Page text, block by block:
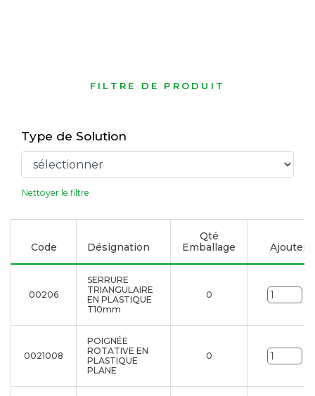
FILTRE DE PRODUIT
Type de Solution
Nettoyer le filtre
Code Désignation
Qté
Emballage
Ajouter
00206
SERRURE
TRIANGULAIRE
EN PLASTIQUE
T10mm
0
0021008
POIGNÉE
ROTATIVE EN
PLASTIQUE
PLANE
0